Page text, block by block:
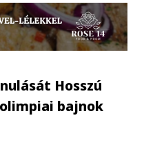
Hosszú
bajnok